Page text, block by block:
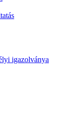
igazolványa